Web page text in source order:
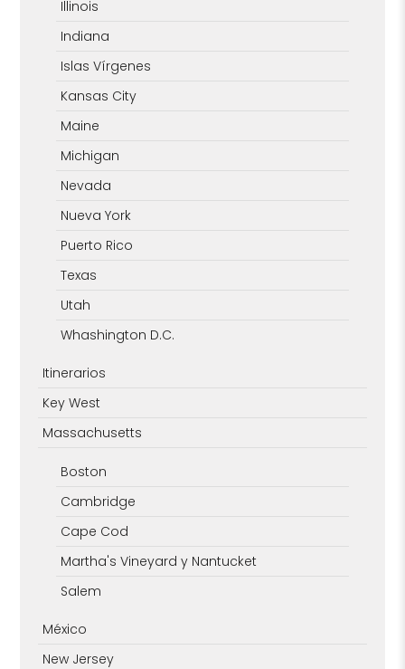
Illinois
Indiana
Islas Vírgenes
Kansas City
Maine
Michigan
Nevada
Nueva York
Puerto Rico
Texas
Utah
Whashington D.C.
Itinerarios
Key West
Massachusetts
Boston
Cambridge
Cape Cod
Martha's Vineyard y Nantucket
Salem
México
New Jersey